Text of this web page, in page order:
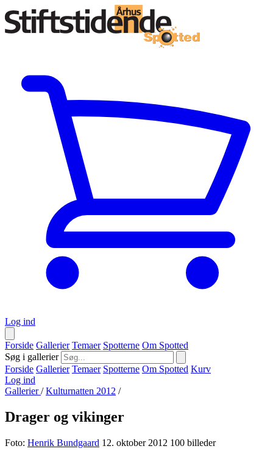
Log ind
Forside Gallerier Temaer Spotterne Om Spotted
Søg i gallerier
Forside Gallerier Temaer Spotterne Om Spotted Kurv
Log ind
Gallerier/ Kulturnatten 2012 /
Drager og vikinger
Foto: Henrik Bundgaard 12. oktober 2012 100 billeder